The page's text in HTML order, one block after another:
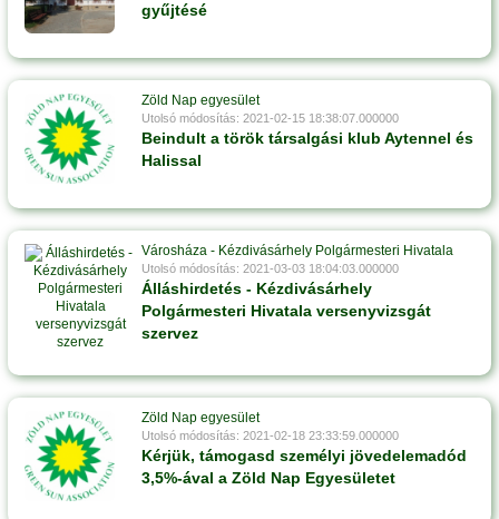
gyűjtésé
Zöld Nap egyesület
Utolsó módosítás: 2021-02-15 18:38:07.000000
Beindult a török társalgási klub Aytennel és
Halissal
Városháza - Kézdivásárhely Polgármesteri Hivatala
Utolsó módosítás: 2021-03-03 18:04:03.000000
Álláshirdetés - Kézdivásárhely
Polgármesteri Hivatala versenyvizsgát
szervez
Zöld Nap egyesület
Utolsó módosítás: 2021-02-18 23:33:59.000000
Kérjük, támogasd személyi jövedelemadód
3,5%-ával a Zöld Nap Egyesületet